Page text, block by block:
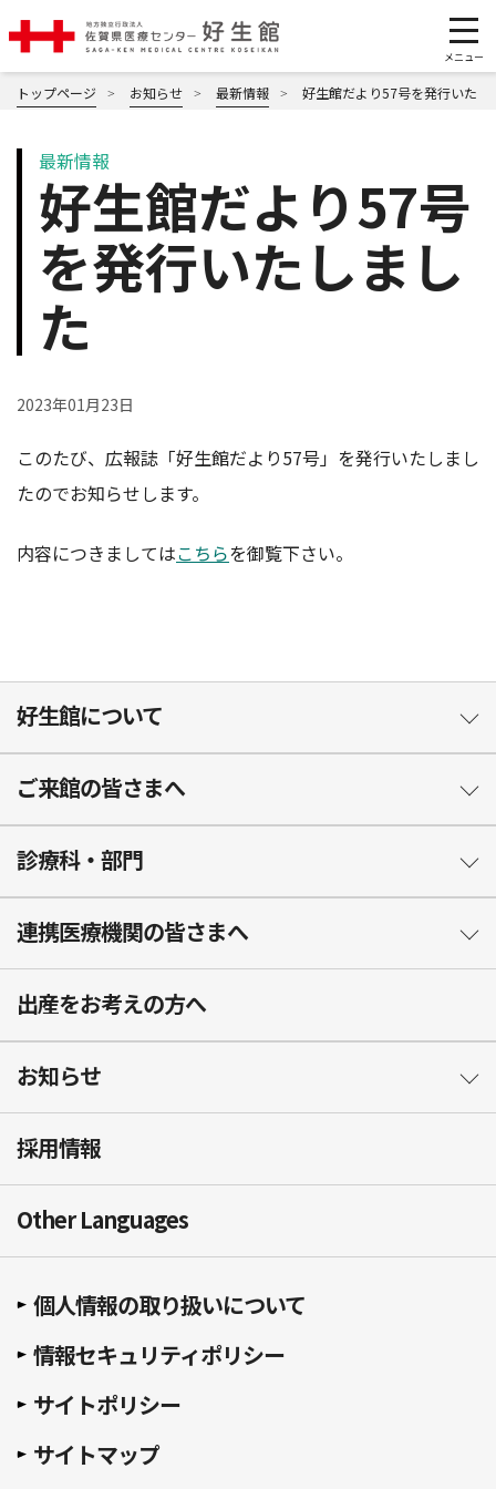
トップページ お知らせ 最新情報 好生館だより57号を発行いたし
最新情報
好生館だより57号
を発行いたしまし
た
2023年01月23日
このたび、広報誌「好生館だより57号」を発行いたしまし
たのでお知らせします。
内容につきましてはこちらを御覧下さい。
好生館について
ご来館の皆さまへ
診療科・部門
連携医療機関の皆さまへ
出産をお考えの方へ
お知らせ
採用情報
Other Languages
個人情報の取り扱いについて
情報セキュリティポリシー
サイトポリシー
サイトマップ